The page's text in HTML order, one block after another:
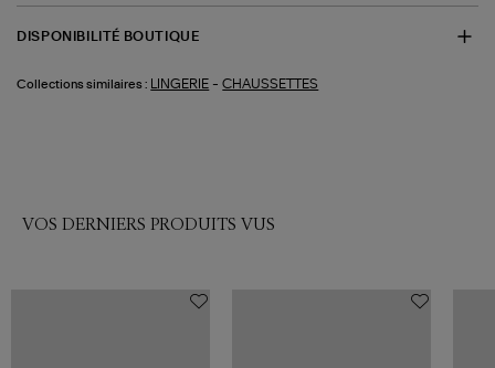
DISPONIBILITÉ BOUTIQUE
Collections similaires : LINGERIE -CHAUSSETTES
VOS DERNIERS PRODUITS VUS